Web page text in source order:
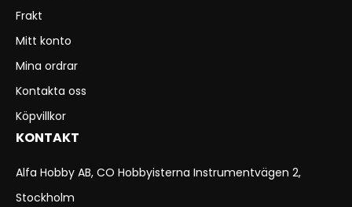
Frakt
Mitt konto
Mina ordrar
Kontakta oss
Köpvillkor
KONTAKT
Alfa Hobby AB, CO Hobbyisterna Instrumentvägen 2,
Stockholm